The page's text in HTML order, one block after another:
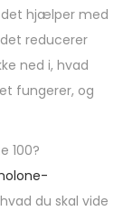
hjælper med
reducerer
ned i, hvad
fungerer, og
100?
du skal vide